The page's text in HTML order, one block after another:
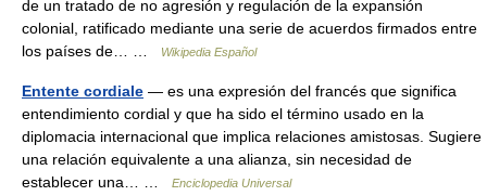
de un tratado de no agresión y regulación de la expansión
colonial, ratificado mediante una serie de acuerdos firmados entre
los países de… …
Wikipedia Español
Entente cordiale — es una expresión del francés que significa
entendimiento cordial y que ha sido el término usado en la
diplomacia internacional que implica relaciones amistosas. Sugiere
una relación equivalente a una alianza, sin necesidad de
establecer una… …
Enciclopedia Universal